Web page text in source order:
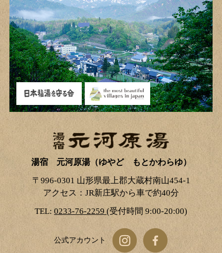
湯宿 元河原湯（ゆやど もとかわらゆ）
〒996-0301 山形県最上郡大蔵村南山454-1
アクセス：JR新庄駅から車で約40分
TEL: 0233-76-2259 (受付時間 9:00-20:00)
公式アカウント